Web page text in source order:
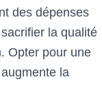
des dépenses
la qualité
Opter pour une
la